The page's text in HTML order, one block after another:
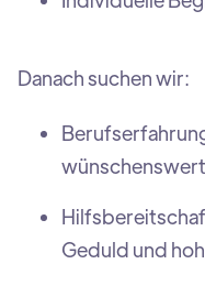
Danach suchen wir:
Geduld und